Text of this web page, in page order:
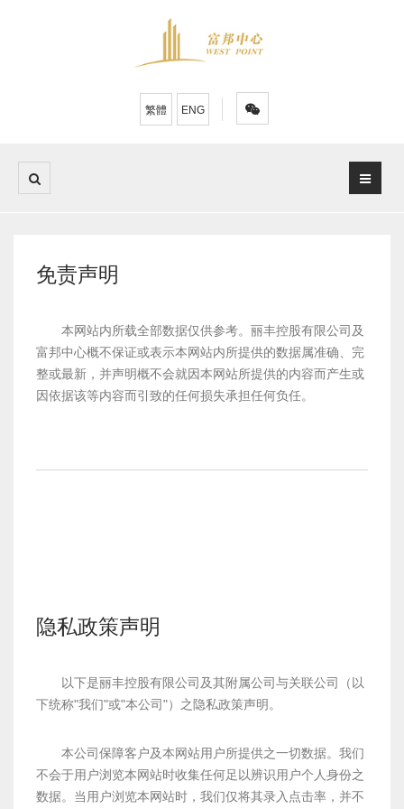
繁體 ENG
免责声明
本网站内所载全部数据仅供参考。丽丰控股有限公司及
富邦中心概不保证或表示本网站内所提供的数据属准确、完
整或最新，并声明概不会就因本网站所提供的内容而产生或
因依据该等内容而引致的任何损失承担任何负任。
隐私政策声明
以下是丽丰控股有限公司及其附属公司与关联公司（以
下统称"我们"或"本公司"）之隐私政策声明。
本公司保障客户及本网站用户所提供之一切数据。我们
不会于用户浏览本网站时收集任何足以辨识用户个人身份之
数据。当用户浏览本网站时，我们仅将其录入点击率，并不